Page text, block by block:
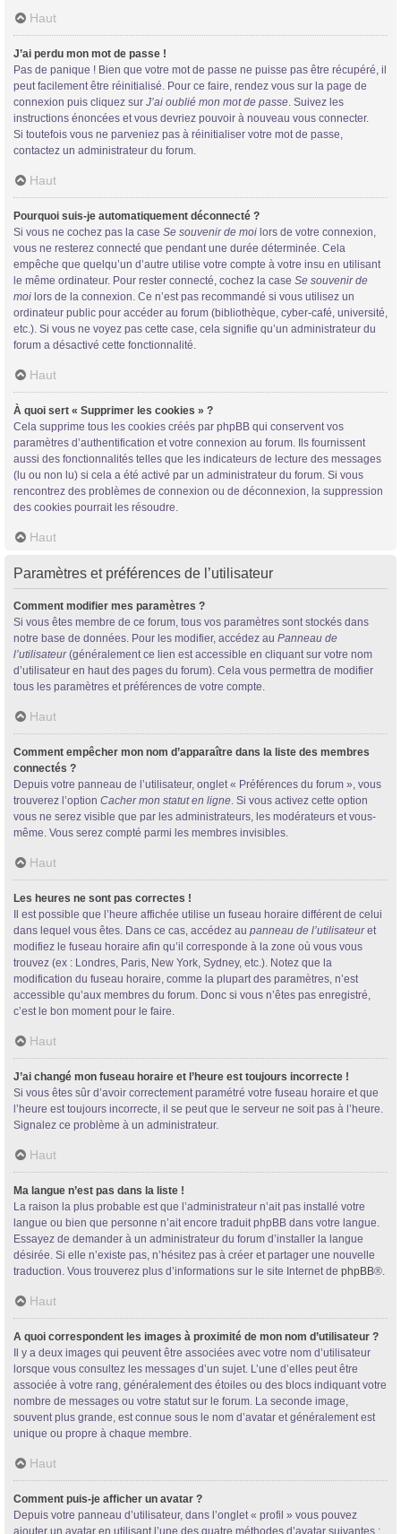
Haut
J’ai perdu mon mot de passe !
Pas de panique ! Bien que votre mot de passe ne puisse pas être récupéré, il
peut facilement être réinitialisé. Pour ce faire, rendez vous sur la page de
connexion puis cliquez sur J’ai oublié mon mot de passe. Suivez les
instructions énoncées et vous devriez pouvoir à nouveau vous connecter.
Si toutefois vous ne parveniez pas à réinitialiser votre mot de passe,
contactez un administrateur du forum.
Haut
Pourquoi suis-je automatiquement déconnecté ?
Si vous ne cochez pas la case Se souvenir de moi lors de votre connexion,
vous ne resterez connecté que pendant une durée déterminée. Cela
empêche que quelqu’un d’autre utilise votre compte à votre insu en utilisant
le même ordinateur. Pour rester connecté, cochez la case Se souvenir de
moi lors de la connexion. Ce n’est pas recommandé si vous utilisez un
ordinateur public pour accéder au forum (bibliothèque, cyber-café, université,
etc.). Si vous ne voyez pas cette case, cela signifie qu’un administrateur du
forum a désactivé cette fonctionnalité.
Haut
À quoi sert « Supprimer les cookies » ?
Cela supprime tous les cookies créés par phpBB qui conservent vos
paramètres d’authentification et votre connexion au forum. Ils fournissent
aussi des fonctionnalités telles que les indicateurs de lecture des messages
(lu ou non lu) si cela a été activé par un administrateur du forum. Si vous
rencontrez des problèmes de connexion ou de déconnexion, la suppression
des cookies pourrait les résoudre.
Haut
Paramètres et préférences de l’utilisateur
Comment modifier mes paramètres ?
Si vous êtes membre de ce forum, tous vos paramètres sont stockés dans
notre base de données. Pour les modifier, accédez au Panneau de
l’utilisateur(généralement ce lien est accessible en cliquant sur votre nom
d’utilisateur en haut des pages du forum). Cela vous permettra de modifier
tous les paramètres et préférences de votre compte.
Haut
Comment empêcher mon nom d’apparaître dans la liste des membres
connectés ?
Depuis votre panneau de l’utilisateur, onglet « Préférences du forum », vous
trouverez l’option Cacher mon statut en ligne. Si vous activez cette option
vous ne serez visible que par les administrateurs, les modérateurs et vous-
même. Vous serez compté parmi les membres invisibles.
Haut
Les heures ne sont pas correctes !
Il est possible que l’heure affichée utilise un fuseau horaire différent de celui
dans lequel vous êtes. Dans ce cas, accédez au panneau de l’utilisateuret
modifiez le fuseau horaire afin qu’il corresponde à la zone où vous vous
trouvez (ex : Londres, Paris, New York, Sydney, etc.). Notez que la
modification du fuseau horaire, comme la plupart des paramètres, n’est
accessible qu’aux membres du forum. Donc si vous n’êtes pas enregistré,
c’est le bon moment pour le faire.
Haut
J’ai changé mon fuseau horaire et l’heure est toujours incorrecte !
Si vous êtes sûr d’avoir correctement paramétré votre fuseau horaire et que
l’heure est toujours incorrecte, il se peut que le serveur ne soit pas à l’heure.
Signalez ce problème à un administrateur.
Haut
Ma langue n’est pas dans la liste !
La raison la plus probable est que l’administrateur n’ait pas installé votre
langue ou bien que personne n’ait encore traduit phpBB dans votre langue.
Essayez de demander à un administrateur du forum d’installer la langue
désirée. Si elle n’existe pas, n’hésitez pas à créer et partager une nouvelle
traduction. Vous trouverez plus d’informations sur le site Internet de phpBB®.
Haut
A quoi correspondent les images à proximité de mon nom d’utilisateur ?
Il y a deux images qui peuvent être associées avec votre nom d’utilisateur
lorsque vous consultez les messages d’un sujet. L’une d’elles peut être
associée à votre rang, généralement des étoiles ou des blocs indiquant votre
nombre de messages ou votre statut sur le forum. La seconde image,
souvent plus grande, est connue sous le nom d’avatar et généralement est
unique ou propre à chaque membre.
Haut
Comment puis-je afficher un avatar ?
Depuis votre panneau d’utilisateur, dans l’onglet « profil » vous pouvez
ajouter un avatar en utilisant l’une des quatre méthodes d’avatar suivantes :